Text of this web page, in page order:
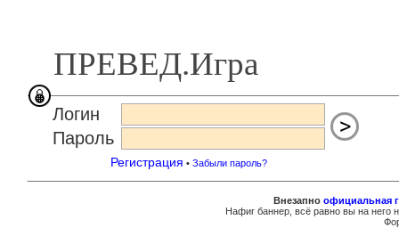
ПРЕВЕД.Игра
Логин
Пароль
Регистрация • Забыли пароль?
Внезапно официальная
Нафиг баннер, всё равно вы на